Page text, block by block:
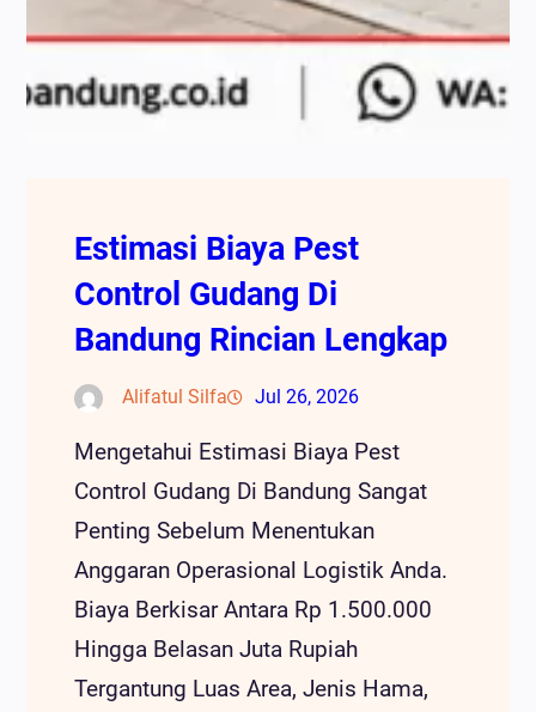
Estimasi Biaya Pest
Control Gudang Di
Bandung Rincian Lengkap
Alifatul Silfa Jul 26, 2026
Mengetahui Estimasi Biaya Pest
Control Gudang Di Bandung Sangat
Penting Sebelum Menentukan
Anggaran Operasional Logistik Anda.
Biaya Berkisar Antara Rp 1.500.000
Hingga Belasan Juta Rupiah
Tergantung Luas Area, Jenis Hama,